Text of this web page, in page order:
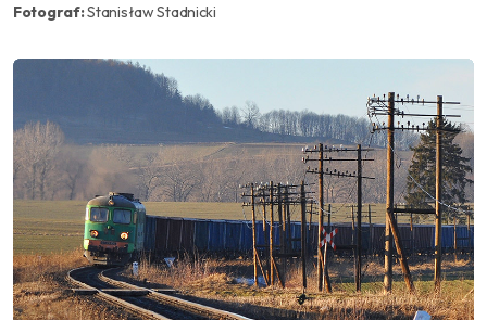
Fotograf:Stanisław Stadnicki